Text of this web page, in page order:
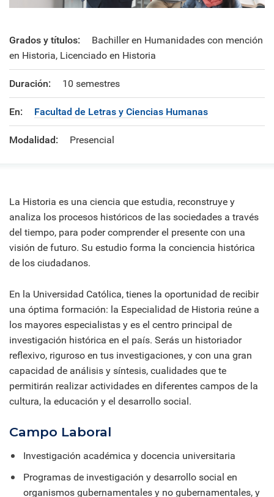
Grados y títulos:
Bachiller en Humanidades con mención
en Historia, Licenciado en Historia
Duración: 10 semestres
En: Facultad de Letras y Ciencias Humanas
Modalidad: Presencial
La Historia es una ciencia que estudia, reconstruye y
analiza los procesos históricos de las sociedades a través
del tiempo, para poder comprender el presente con una
visión de futuro. Su estudio forma la conciencia histórica
de los ciudadanos.
En la Universidad Católica, tienes la oportunidad de recibir
una óptima formación: la Especialidad de Historia reúne a
los mayores especialistas y es el centro principal de
investigación histórica en el país. Serás un historiador
reflexivo, riguroso en tus investigaciones, y con una gran
capacidad de análisis y síntesis, cualidades que te
permitirán realizar actividades en diferentes campos de la
cultura, la educación y el desarrollo social.
Campo Laboral
Investigación académica y docencia universitaria
Programas de investigación y desarrollo social en
organismos gubernamentales y no gubernamentales, y